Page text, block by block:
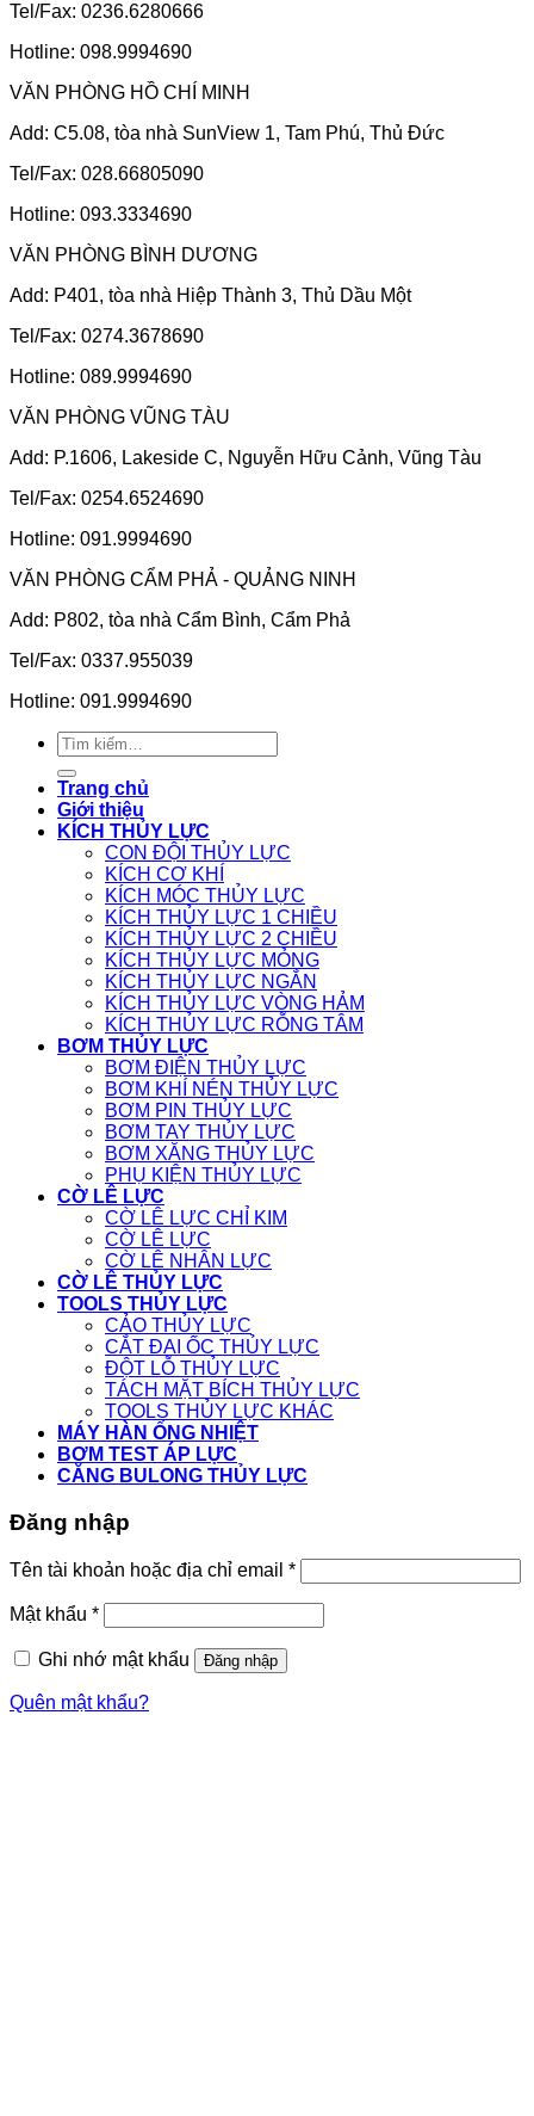
Tel/Fax: 0236.6280666
Hotline: 098.9994690
VĂN PHÒNG HỒ CHÍ MINH
Add: C5.08, tòa nhà SunView 1, Tam Phú, Thủ Đức
Tel/Fax: 028.66805090
Hotline: 093.3334690
VĂN PHÒNG BÌNH DƯƠNG
Add: P401, tòa nhà Hiệp Thành 3, Thủ Dầu Một
Tel/Fax: 0274.3678690
Hotline: 089.9994690
VĂN PHÒNG VŨNG TÀU
Add: P.1606, Lakeside C, Nguyễn Hữu Cảnh, Vũng Tàu
Tel/Fax: 0254.6524690
Hotline: 091.9994690
VĂN PHÒNG CẨM PHẢ - QUẢNG NINH
Add: P802, tòa nhà Cẩm Bình, Cẩm Phả
Tel/Fax: 0337.955039
Hotline: 091.9994690
Tìm
kiếm:
Trang chủ
Giới thiệu
KÍCH THỦY LỰC
CON ĐỘI THỦY LỰC
KÍCH CƠ KHÍ
KÍCH MÓC THỦY LỰC
KÍCH THỦY LỰC 1 CHIỀU
KÍCH THỦY LỰC 2 CHIỀU
KÍCH THỦY LỰC MỎNG
KÍCH THỦY LỰC NGẮN
KÍCH THỦY LỰC VÒNG HẢM
KÍCH THỦY LỰC RỖNG TÂM
BƠM THỦY LỰC
BƠM ĐIỆN THỦY LỰC
BƠM KHÍ NÉN THỦY LỰC
BƠM PIN THỦY LỰC
BƠM TAY THỦY LỰC
BƠM XĂNG THỦY LỰC
PHỤ KIỆN THỦY LỰC
CỜ LÊ LỰC
CỜ LÊ LỰC CHỈ KIM
CỜ LÊ LỰC
CỜ LÊ NHÂN LỰC
CỜ LÊ THỦY LỰC
TOOLS THỦY LỰC
CẢO THỦY LỰC
CẮT ĐAI ỐC THỦY LỰC
ĐỘT LỖ THỦY LỰC
TÁCH MẶT BÍCH THỦY LỰC
TOOLS THỦY LỰC KHÁC
MÁY HÀN ỐNG NHIỆT
BƠM TEST ÁP LỰC
CĂNG BULONG THỦY LỰC
Đăng nhập
Tên tài khoản hoặc địa chỉ email *
Mật khẩu *
Ghi nhớ mật khẩu Đăng nhập
Quên mật khẩu?